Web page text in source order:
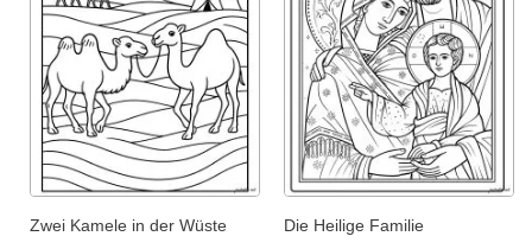
Zwei Kamele in der Wüste
Die Heilige Familie